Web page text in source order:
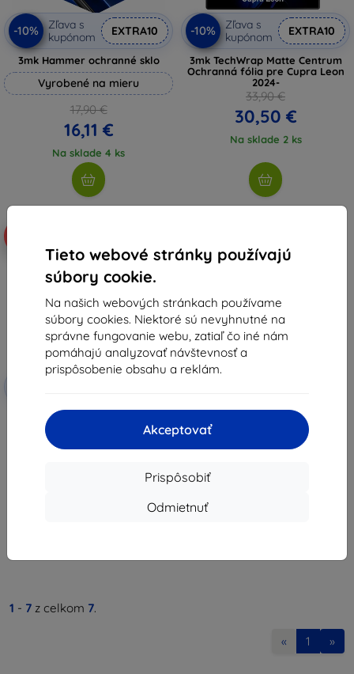
Tieto webové stránky používajú
súbory cookie.
Na našich webových stránkach používame
súbory cookies. Niektoré sú nevyhnutné na
správne fungovanie webu, zatiaľ čo iné nám
pomáhajú analyzovať návštevnosť a
prispôsobenie obsahu a reklám.
Akceptovať
Prispôsobiť
Odmietnuť
-10%
Zľava s
kupónom
EXTRA10
3mk Hammer ochranné sklo
Vyrobené na mieru
17,90 €
16,11 €
Na sklade 4 ks
-10%
Zľava s
kupónom
EXTRA10
3mk TechWrap Matte Centrum
Ochranná fólia pre Cupra Leon
2024-
33,90 €
30,50 €
Na sklade 2 ks
Zľava s
3mk TechWrap Matte Centrum
Ochranná fólia pre Cupra Leon
Sportstourer 2024-
33,90 €
1 - 7 z celkom 7.
« 1 »